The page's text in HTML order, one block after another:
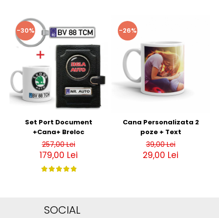
-30%
Set Port Document
+Cana+ Breloc
257,00 Lei
179,00 Lei
-26%
Cana Personalizata 2
poze + Text
39,00 Lei
29,00 Lei
SOCIAL